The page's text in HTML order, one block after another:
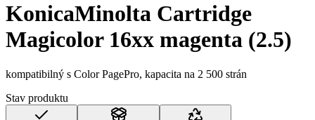
KonicaMinolta Cartridge
Magicolor 16xx magenta (2.5)
kompatibilný s Color PagePro, kapacita na 2 500 strán
Stav produktu